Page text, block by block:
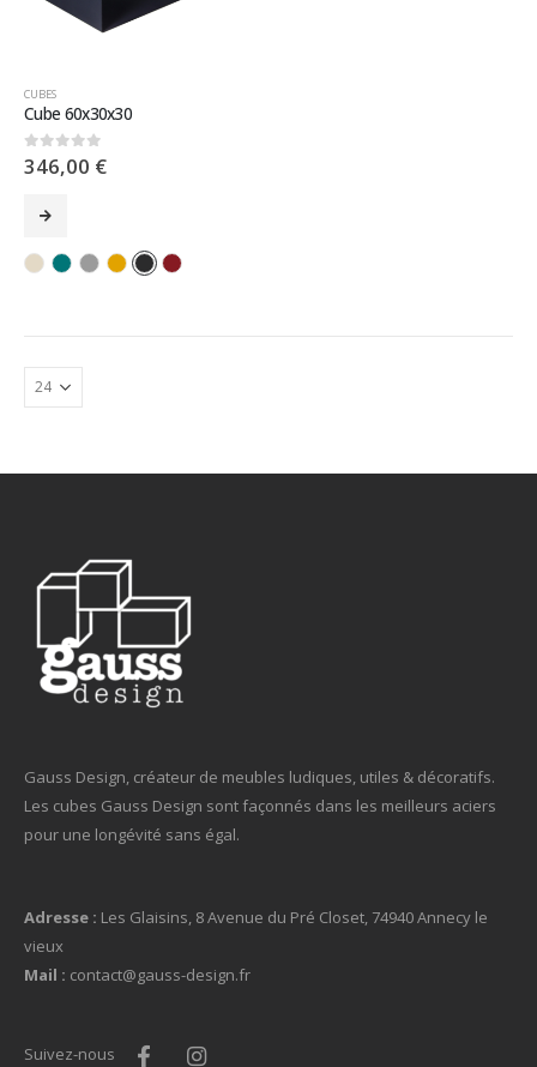
CUBES
Cube 60x30x30
0sur 5
346,00 €
Gauss Design, créateur de meubles ludiques, utiles & décoratifs.
Les cubes Gauss Design sont façonnés dans les meilleurs aciers
pour une longévité sans égal.
Adresse : Les Glaisins, 8 Avenue du Pré Closet, 74940 Annecy le
vieux
Mail : contact@gauss-design.fr
Suivez-nous